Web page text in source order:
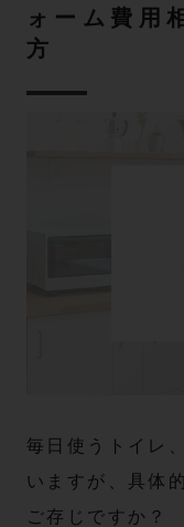
ォーム費用
方
毎日使うトイレ
いますが、具体
ご存じですか？